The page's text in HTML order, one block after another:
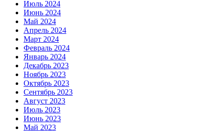
Июль 2024
Июнь 2024
Май 2024
Апрель 2024
Март 2024
Февраль 2024
Январь 2024
Декабрь 2023
Ноябрь 2023
Октябрь 2023
Сентябрь 2023
Август 2023
Июль 2023
Июнь 2023
Май 2023